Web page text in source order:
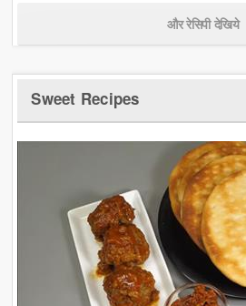
और रेसिपी देखिये
Sweet Recipes